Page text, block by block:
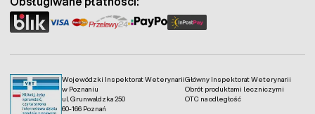
Wojewódzki Inspektorat Weterynarii
w Poznaniu
ul. Grunwaldzka 250
60-166 Poznań
Główny Inspektorat Weterynarii
Obrót produktami leczniczymi
OTC na odległość